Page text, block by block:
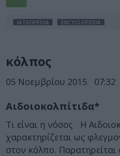
IATROPEDIA ENCYCLOPEDIA
κόλπος
05 Νοεμβρίου 2015 07:32
Αιδοιοκολπίτιδα*
Τι είναι η νόσος Η
χαρακτηρίζεται ως
στον κόλπο.